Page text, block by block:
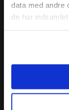
data med andre
de har